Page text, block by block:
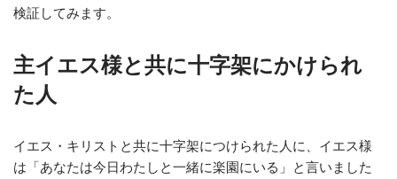
検証してみます。
主イエス様と共に十字架にかけられ
た人
イエス・キリストと共に十字架につけられた人に、イエス様
は「あなたは今日わたしと一緒に楽園にいる」と言いました